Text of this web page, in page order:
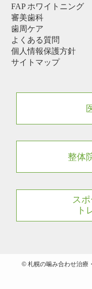
FAP ホワイトニング
審美歯科
歯周ケア
よくある質問
個人情報保護方針
サイトマップ
整体
ス
ト
©札幌の噛み合わせ治療